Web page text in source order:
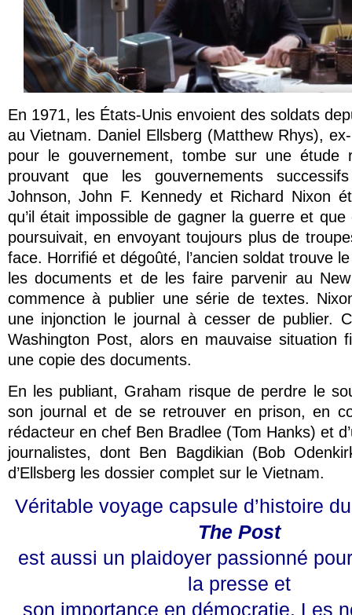
En 1971, les États-Unis envoient des soldats
au Vietnam. Daniel Ellsberg (Matthew Rhys),
pour le gouvernement, tombe sur une étude
prouvant que les gouvernements
Johnson, John F. Kennedy et Richard Nixon
qu’il était impossible de gagner la guerre et
poursuivait, en envoyant toujours plus de
face. Horrifié et dégoûté, l’ancien soldat trouve
les documents et de les faire parvenir au
commence à publier une série de textes.
une injonction le journal à cesser de publier.
Washington Post, alors en mauvaise situation
une copie des documents.
En les publiant, Graham risque de perdre le
son journal et de se retrouver en prison, en
rédacteur en chef Ben Bradlee (Tom Hanks) et
journalistes, dont Ben Bagdikian (Bob
d’Ellsberg les dossier complet sur le Vietnam.
Véritable voyage capsule d’histoire
The Post
est aussi un plaidoyer passionné
la presse et
son importance en démocratie. Les